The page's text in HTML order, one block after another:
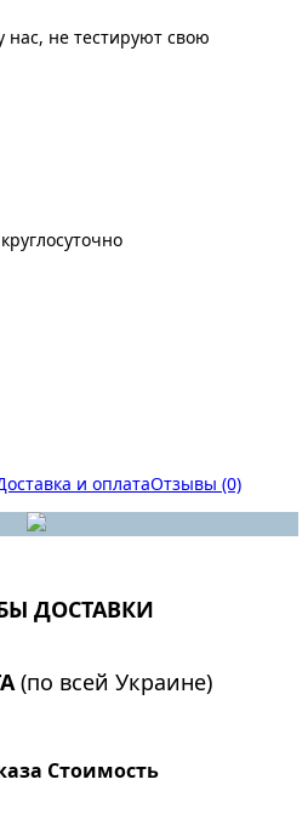
не тестируют свою
и оплатаОтзывы (0)
ДОСТАВКИ
(по всей Украине)
Стоимость